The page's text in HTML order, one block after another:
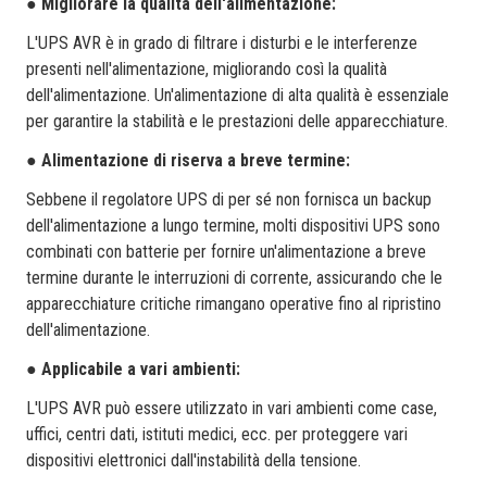
● Migliorare la qualità dell'alimentazione:
L'UPS AVR è in grado di filtrare i disturbi e le interferenze
presenti nell'alimentazione, migliorando così la qualità
dell'alimentazione. Un'alimentazione di alta qualità è essenziale
per garantire la stabilità e le prestazioni delle apparecchiature.
● Alimentazione di riserva a breve termine:
Sebbene il regolatore UPS di per sé non fornisca un backup
dell'alimentazione a lungo termine, molti dispositivi UPS sono
combinati con batterie per fornire un'alimentazione a breve
termine durante le interruzioni di corrente, assicurando che le
apparecchiature critiche rimangano operative fino al ripristino
dell'alimentazione.
● Applicabile a vari ambienti:
L'UPS AVR può essere utilizzato in vari ambienti come case,
uffici, centri dati, istituti medici, ecc. per proteggere vari
dispositivi elettronici dall'instabilità della tensione.